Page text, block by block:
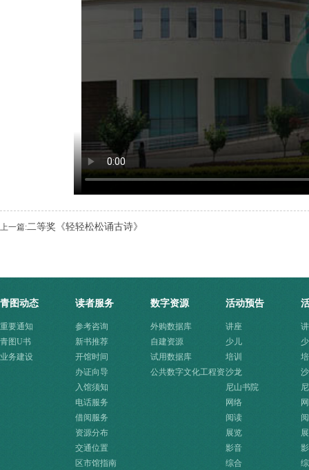
上一篇:二等奖《轻轻松松诵古诗》
青图动态
重要通知
青图U书
业务建设
读者服务
参考咨询
新书推荐
开馆时间
办证向导
入馆须知
电话服务
借阅服务
资源分布
交通位置
区市馆指南
数字资源
外购数据库
自建资源
试用数据库
公共数字文化工程资
活动预告
讲座
少儿
培训
沙龙
尼山书院
网络
阅读
展览
影音
综合